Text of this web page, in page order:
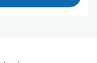
コインロッカー